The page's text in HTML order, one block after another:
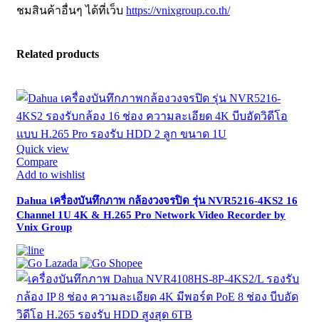
ชมสินค้าอื่นๆ ได้ที่เว็บ https://vnixgroup.co.th/
Related products
Quick view
Compare
Add to wishlist
Dahua เครื่องบันทึกภาพ กล้องวงจรปิด รุ่น NVR5216-4KS2 16
Channel 1U 4K & H.265 Pro Network Video Recorder by
Vnix Group